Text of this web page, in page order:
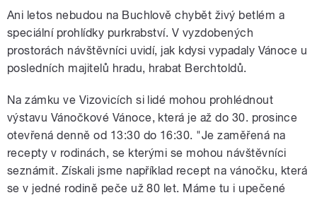
Ani letos nebudou na Buchlově chybět živý betlém a
speciální prohlídky purkrabství. V vyzdobených
prostorách návštěvníci uvidí, jak kdysi vypadaly Vánoce u
posledních majitelů hradu, hrabat Berchtoldů.
Na zámku ve Vizovicích si lidé mohou prohlédnout
výstavu Vánočkové Vánoce, která je až do 30. prosince
otevřená denně od 13:30 do 16:30. "Je zaměřená na
recepty v rodinách, se kterými se mohou návštěvníci
seznámit. Získali jsme například recept na vánočku, která
se v jedné rodině peče už 80 let. Máme tu i upečené